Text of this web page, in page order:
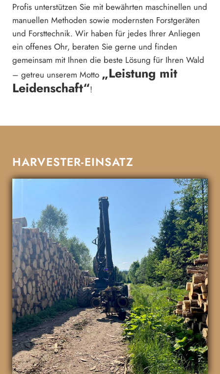
Profis unterstützen Sie mit bewährten maschinellen und
manuellen Methoden sowie modernsten Forstgeräten
und Forsttechnik. Wir haben für jedes Ihrer Anliegen
ein offenes Ohr, beraten Sie gerne und finden
gemeinsam mit Ihnen die beste Lösung für Ihren Wald
– getreu unserem Motto „Leistung mit
Leidenschaft“!
HARVESTER-EINSATZ